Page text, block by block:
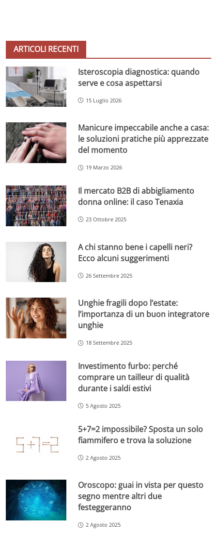
ARTICOLI RECENTI
Isteroscopia diagnostica: quando
serve e cosa aspettarsi
15 Luglio 2026
Manicure impeccabile anche a casa:
le soluzioni pratiche più apprezzate
del momento
19 Marzo 2026
Il mercato B2B di abbigliamento
donna online: il caso Tenaxia
23 Ottobre 2025
A chi stanno bene i capelli neri?
Ecco alcuni suggerimenti
26 Settembre 2025
Unghie fragili dopo l’estate:
l’importanza di un buon integratore
unghie
18 Settembre 2025
Investimento furbo: perché
comprare un tailleur di qualità
durante i saldi estivi
5 Agosto 2025
5+7=2 impossibile? Sposta un solo
fiammifero e trova la soluzione
2 Agosto 2025
Oroscopo: guai in vista per questo
segno mentre altri due
festeggeranno
2 Agosto 2025